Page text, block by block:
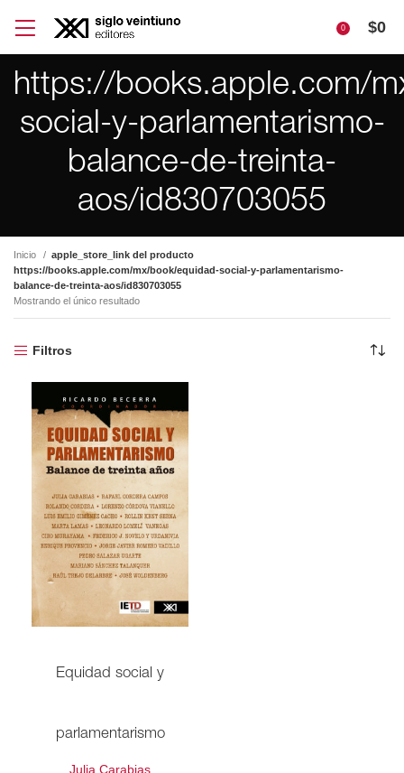
0 $0
https://books.apple.com/
social-y-parlamentarismo-
balance-de-treinta-
aos/id830703055
Inicio
apple_store_link del producto
https://books.apple.com/mx/book/equidad-social-y-parlamentarismo-
balance-de-treinta-aos/id830703055
Mostrando el único resultado
Filtros
Equidad social y
parlamentarismo
Julia Carabias